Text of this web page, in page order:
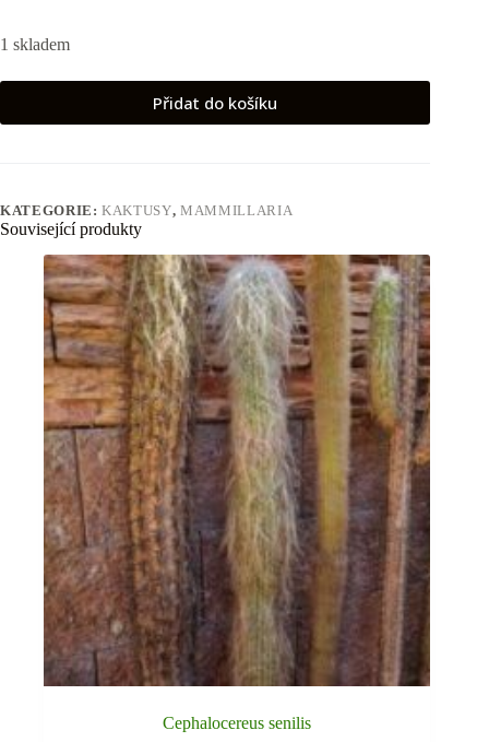
1 skladem
Přidat do košíku
KATEGORIE:KAKTUSY,MAMMILLARIA
Související produkty
Cephalocereus senilis